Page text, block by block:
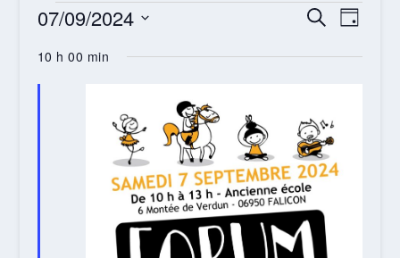
ÉVÈNEMENTS
7
SEPTEMBRE
VUES
RECHERCHE
VUES
JOUR
07/09/2024
une
date.
10 h 00 min